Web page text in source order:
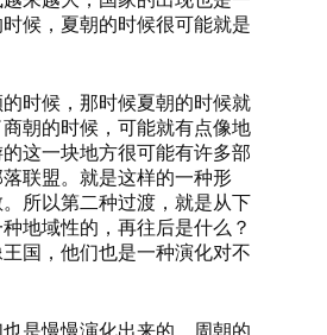
候，夏朝的时候很可能就是
时候，那时候夏朝的时候就
朝的时候，可能就有点像地
这一块地方很可能有许多部
联盟。就是这样的一种形
所以第二种过渡，就是从下
地域性的，再往后是什么？
国，他们也是一种演化对不